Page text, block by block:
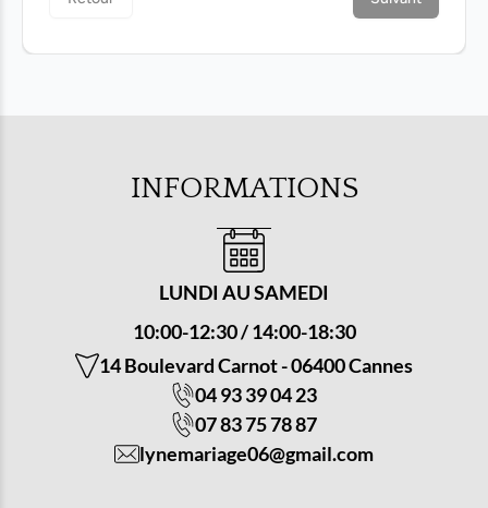
INFORMATIONS
LUNDI AU SAMEDI
10:00-12:30 / 14:00-18:30
14 Boulevard Carnot-06400 Cannes
04 93 39 04 23
07 83 75 78 87
lynemariage06@gmail.com